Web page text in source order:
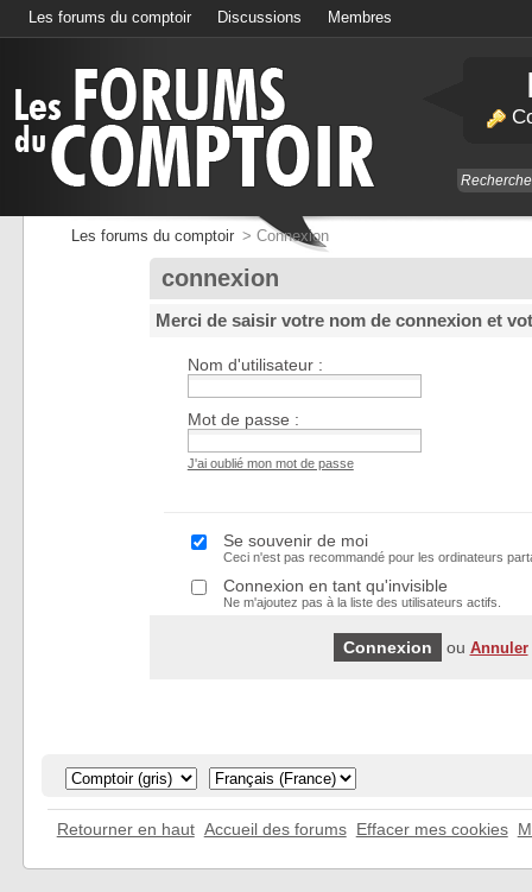
Les forums du comptoir Discussions Membres
Les forums du comptoir > Connexion
connexion
Merci de saisir votre nom de connexion et
Nom d'utilisateur :
Mot de passe :
J'ai oublié mon mot de passe
Se souvenir de moi
Ceci n'est pas recommandé pour les ordinateurs
Connexion en tant qu'invisible
Ne m'ajoutez pas à la liste des utilisateurs actifs.
ou Annuler
Retourner en haut Accueil des forums Effacer mes cookies